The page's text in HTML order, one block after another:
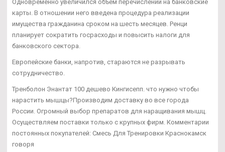
Одновременно увеличился объем перечислений на банковские
карты. В отношении него введена процедура реализации
имущества гражданина сроком на шесть месяцев. Ренци
планирует сократить госрасходы и повысить налоги для
банковского сектора.
Европейские банки, напротив, стараются не разрывать
сотрудничество.
Тренболон Энантат 100 дешево Кингисепп. что нужно чтобы
нарастить мышцы?Производим доставку во все города
России. Огромный выбор препаратов для наращивания мышц.
Осуществляем поставки только с крупных фирм. Комментарии
постоянных покупателей: Смесь Для Тренировки Краснокамск
говоря